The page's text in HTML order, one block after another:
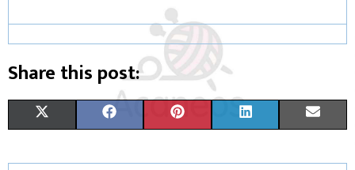
Share this post: